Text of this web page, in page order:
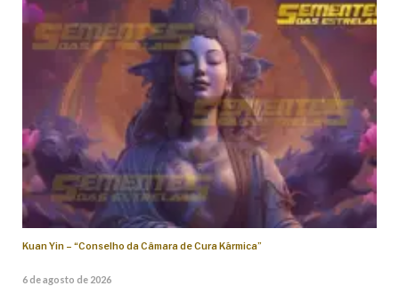
Kuan Yin – “Conselho da Câmara de Cura Kármica”
6 de agosto de 2026